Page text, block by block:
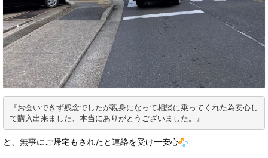
『お会いできず残念でしたが親身になって相談に乗ってくれた為安心し
て購入出来ました、本当にありがとうございました。』
と、無事にご帰宅もされたと連絡を受け一安心